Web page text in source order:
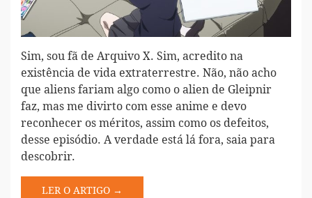
Sim, sou fã de Arquivo X. Sim, acredito na
existência de vida extraterrestre. Não, não acho
que aliens fariam algo como o alien de Gleipnir
faz, mas me divirto com esse anime e devo
reconhecer os méritos, assim como os defeitos,
desse episódio. A verdade está lá fora, saia para
descobrir.
LER O ARTIGO →